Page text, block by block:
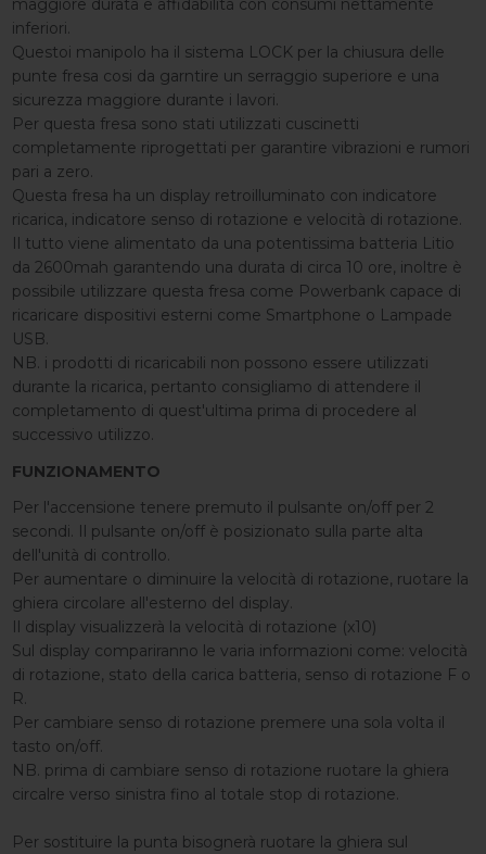
maggiore durata e affidabilità con consumi nettamente
inferiori.
Questoi manipolo ha il sistema LOCK per la chiusura delle
punte fresa cosi da garntire un serraggio superiore e una
sicurezza maggiore durante i lavori.
Per questa fresa sono stati utilizzati cuscinetti
completamente riprogettati per garantire vibrazioni e rumori
pari a zero.
Questa fresa ha un display retroilluminato con indicatore
ricarica, indicatore senso di rotazione e velocità di rotazione.
Il tutto viene alimentato da una potentissima batteria Litio
da 2600mah garantendo una durata di circa 10 ore, inoltre è
possibile utilizzare questa fresa come Powerbank capace di
ricaricare dispositivi esterni come Smartphone o Lampade
USB.
NB. i prodotti di ricaricabili non possono essere utilizzati
durante la ricarica, pertanto consigliamo di attendere il
completamento di quest'ultima prima di procedere al
successivo utilizzo.
FUNZIONAMENTO
Per l'accensione tenere premuto il pulsante on/off per 2
secondi. Il pulsante on/off è posizionato sulla parte alta
dell'unità di controllo.
Per aumentare o diminuire la velocità di rotazione, ruotare la
ghiera circolare all'esterno del display.
Il display visualizzerà la velocità di rotazione (x10)
Sul display compariranno le varia informazioni come: velocità
di rotazione, stato della carica batteria, senso di rotazione F o
R.
Per cambiare senso di rotazione premere una sola volta il
tasto on/off.
NB. prima di cambiare senso di rotazione ruotare la ghiera
circalre verso sinistra fino al totale stop di rotazione.
Per sostituire la punta bisognerà ruotare la ghiera sul